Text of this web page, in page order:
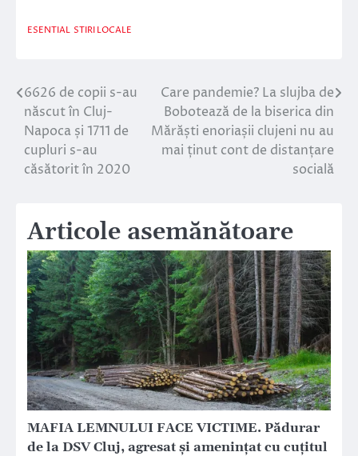
ESENTIAL STIRI LOCALE
Navigare
în
articole
6626 de copii s-au
născut în Cluj-
Napoca și 1711 de
cupluri s-au
căsătorit în 2020
Care pandemie? La slujba de
Bobotează de la biserica din
Mărăști enoriașii clujeni nu au
mai ținut cont de distanțare
socială
Articole asemănătoare
MAFIA LEMNULUI FACE VICTIME. Pădurar
de la DSV Cluj, agresat și amenințat cu cuțitul